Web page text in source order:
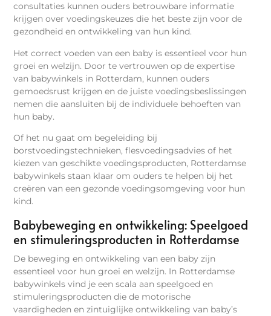
consultaties kunnen ouders betrouwbare informatie
krijgen over voedingskeuzes die het beste zijn voor de
gezondheid en ontwikkeling van hun kind.
Het correct voeden van een baby is essentieel voor hun
groei en welzijn. Door te vertrouwen op de expertise
van babywinkels in Rotterdam, kunnen ouders
gemoedsrust krijgen en de juiste voedingsbeslissingen
nemen die aansluiten bij de individuele behoeften van
hun baby.
Of het nu gaat om begeleiding bij
borstvoedingstechnieken, flesvoedingsadvies of het
kiezen van geschikte voedingsproducten, Rotterdamse
babywinkels staan klaar om ouders te helpen bij het
creëren van een gezonde voedingsomgeving voor hun
kind.
Babybeweging en ontwikkeling: Speelgoed
en stimuleringsproducten in Rotterdamse
De beweging en ontwikkeling van een baby zijn
essentieel voor hun groei en welzijn. In Rotterdamse
babywinkels vind je een scala aan speelgoed en
stimuleringsproducten die de motorische
vaardigheden en zintuiglijke ontwikkeling van baby’s